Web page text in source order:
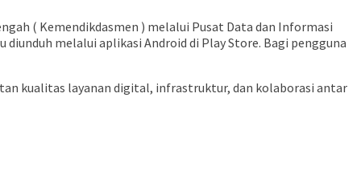
( Kemendikdasmen ) melalui Pusat Data dan Informasi
melalui aplikasi Android di Play Store. Bagi pengguna
kualitas layanan digital, infrastruktur, dan kolaborasi antar